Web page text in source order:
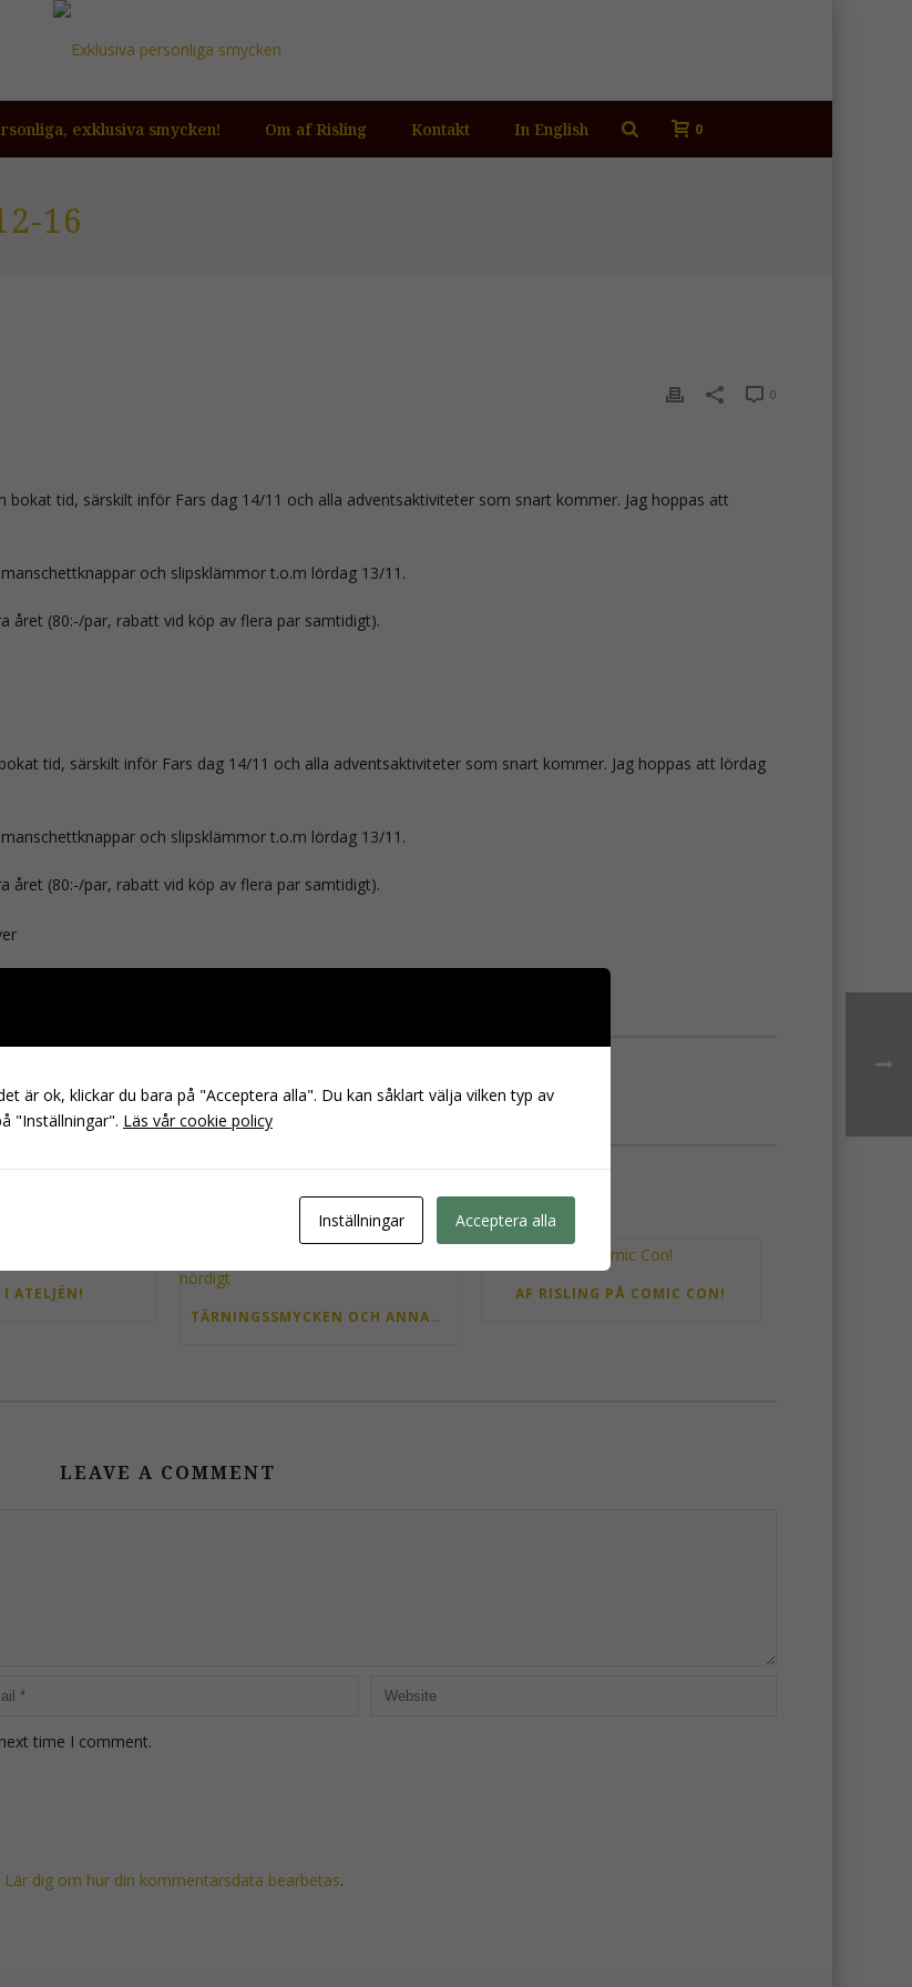
exklusiva smycken! Om af Risling Kontakt In English 0
16
0
tid, särskilt inför Fars dag 14/11 och alla adventsaktiviteter som snart kommer. Jag hoppas att
och slipsklämmor t.o.m lördag 13/11.
(80:-/par, rabatt vid köp av flera par samtidigt).
tid, särskilt inför Fars dag 14/11 och alla adventsaktiviteter som snart kommer. Jag hoppas att lördag
och slipsklämmor t.o.m lördag 13/11.
(80:-/par, rabatt vid köp av flera par samtidigt).
I ATELJÉN!
TÄRNINGSSMYCKEN OCH ANNAT MER NÖRDIGT
AF RISLING PÅ COMIC CON!
LEAVE A COMMENT
time I comment.
Lär dig om hur din kommentarsdata bearbetas.
är ok, klickar du bara på "Acceptera alla". Du kan såklart välja vilken typ av
"Inställningar". Läs vår cookie policy
Inställningar Acceptera alla